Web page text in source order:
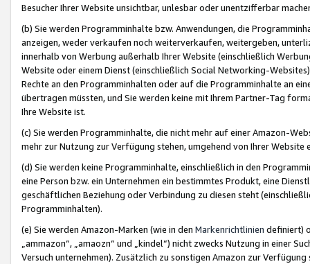
Besucher Ihrer Website unsichtbar, unlesbar oder unentzifferbar
(b) Sie werden Programminhalte bzw. Anwendungen, die
anzeigen, weder verkaufen noch weiterverkaufen, weitergeben,
innerhalb von Werbung außerhalb Ihrer Website (einschließlich
Website oder einem Dienst (einschließlich Social Networking-
Rechte an den Programminhalten oder auf die Programminhalte an
übertragen müssten, und Sie werden keine mit Ihrem Partner-Tag
Ihre Website ist.
(c) Sie werden Programminhalte, die nicht mehr auf einer Amazon-
mehr zur Nutzung zur Verfügung stehen, umgehend von Ihrer
(d) Sie werden keine Programminhalte, einschließlich in den
eine Person bzw. ein Unternehmen ein bestimmtes Produkt, eine
geschäftlichen Beziehung oder Verbindung zu diesen steht
Programminhalten).
(e) Sie werden Amazon-Marken (wie in den Markenrichtlinien definiert)
„ammazon“, „amaozn“ und „kindel“) nicht zwecks Nutzung in einer
Versuch unternehmen). Zusätzlich zu sonstigen Amazon zur